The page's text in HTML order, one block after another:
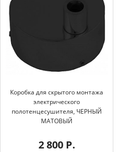
Коробка для скрытого монтажа
электрического
полотенцесушителя, ЧЕРНЫЙ
МАТОВЫЙ
2 800 Р.